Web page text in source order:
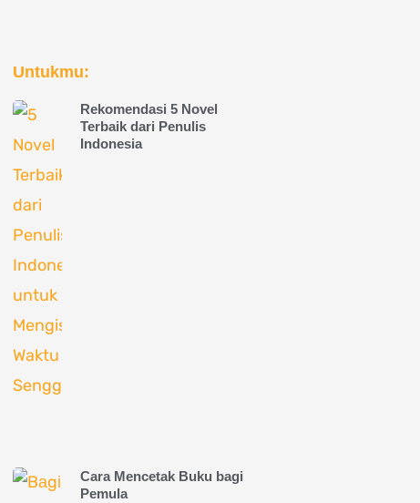
Untukmu:
Rekomendasi 5 Novel
Terbaik dari Penulis
Indonesia
Cara Mencetak Buku bagi
Pemula